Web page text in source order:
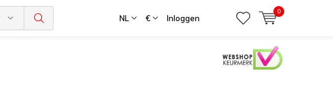
NL € Inloggen
0